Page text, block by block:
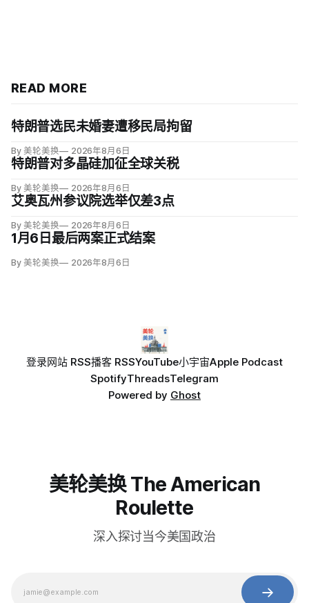
READ MORE
特朗普选民未婚妻遭移民局拘留
By 美轮美换 2026年8月6日
特朗普对多晶硅加征全球关税
By 美轮美换 2026年8月6日
艾奥瓦州参议院选举仅差3点
By 美轮美换 2026年8月6日
1月6日最后两案正式结案
By 美轮美换 2026年8月6日
登录网站 RSS播客 RSSYouTube小宇宙Apple Podcast
SpotifyThreadsTelegram
Powered by Ghost
美轮美换 The American
Roulette
深入探讨当今美国政治